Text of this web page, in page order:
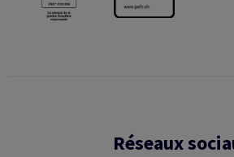
Réseaux